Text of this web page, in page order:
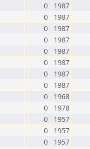
0
1987
0
1987
0
1987
0
1987
0
1987
0
1987
0
1987
0
1987
0
1968
0
1978
0
1957
0
1957
0
1957